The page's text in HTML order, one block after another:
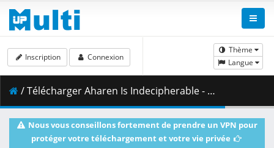
Thème
Langue
Inscription Connexion
/ Télécharger Aharen Is Indecipherable - S01E12 [BDRip 1080p x264 AAC-FLAC] [Dual-Audio].mkv.001 ( 451.04 MB )
Nous vous conseillons fortement de prendre un VPN pour
protéger votre téléchargement et votre vie privée